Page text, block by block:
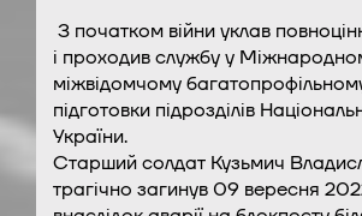
З початком війни уклав
і проходив службу у
міжвідомчому
підготовки підрозділів
України.
Старший солдат Кузьмич
трагічно загинув 09 вересня